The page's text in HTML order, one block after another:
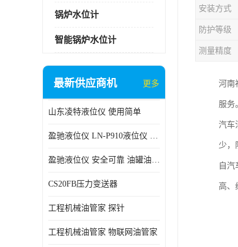
锅炉水位计
智能锅炉水位计
最新供应商机 更多
山东凌特液位仪 使用简单
盈驰液位仪 LN-P910液位仪 安全可靠
盈驰液位仪 安全可靠 油罐油位检测
CS20FB压力变送器
工程机械油管家 探针
工程机械油管家 物联网油管家
安装方式
防护等级
测量精度
河南
服务
汽车
少，
自
高、